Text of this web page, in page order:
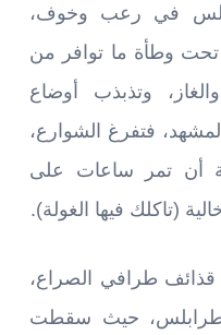
في رعب وخوف،
تحت وطأة ما توافر من
وتذبذب أوضاع
فتفرغ الشوارع،
أن تمر ساعات على
(تاكلك فيها الغولة).
طرافي الصراع،
حيث سقطت